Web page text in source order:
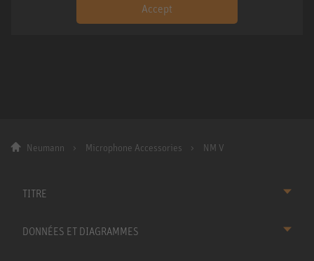
Accept
Neumann Microphone Accessories NM V
TITRE
DONNÉES ET DIAGRAMMES